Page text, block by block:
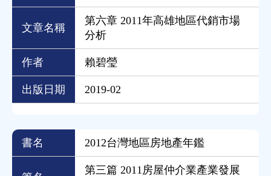
文章名稱
第六章 2011年高雄地區代銷市場
分析
作者 賴碧瑩
出版日期 2019-02
書名 2012台灣地區房地產年鑑
第三篇 2011房屋仲介業產業發展